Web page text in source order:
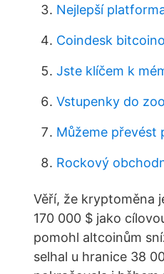
Nejlepší
Coindesk
Jste klíčem k
Vstupenky do
Můžeme převést
Rockový
Věří, že kryptoměna
170 000 $ jako
pomohl altcoinům
selhal u hranice 38